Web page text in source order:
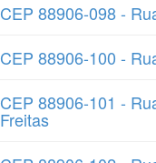
CEP 88906-098 -
CEP 88906-100 -
CEP 88906-101 -
Freitas